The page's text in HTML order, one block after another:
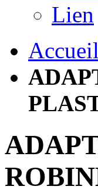
Lien
Accueil